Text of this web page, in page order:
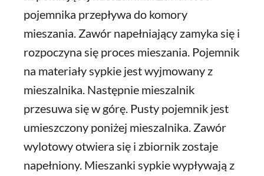
pojemnika przepływa do komory
mieszania. Zawór napełniający zamyka się i
rozpoczyna się proces mieszania. Pojemnik
na materiały sypkie jest wyjmowany z
mieszalnika. Następnie mieszalnik
przesuwa się w górę. Pusty pojemnik jest
umieszczony poniżej mieszalnika. Zawór
wylotowy otwiera się i zbiornik zostaje
napełniony. Mieszanki sypkie wypływają z